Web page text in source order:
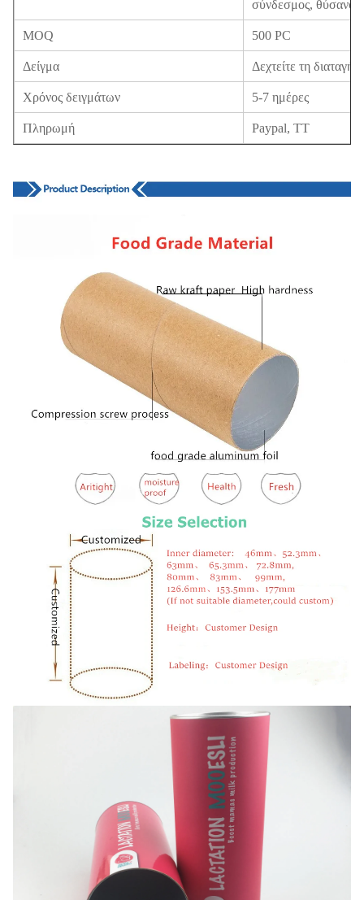
σύνδεσμος,
MOQ 500 PC
Δείγμα Δεχτείτε τη διαταγή
Χρόνος δειγμάτων 5-7 ημέρες
Πληρωμή Paypal, TT